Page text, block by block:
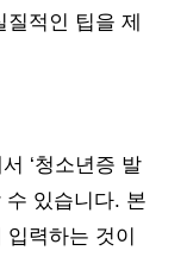
적인 팁을 제
‘청소년증 발
수 있습니다. 본
력하는 것이